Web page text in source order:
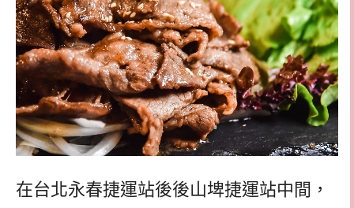
在台北永春捷運站後後山埤捷運站中間，